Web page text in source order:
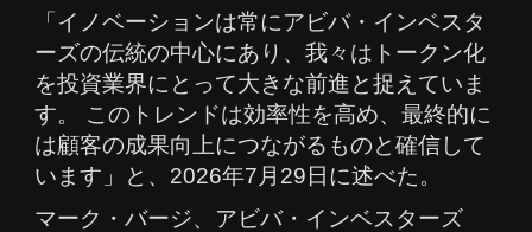
「イノベーションは常にアビバ・インベスタ
ーズの伝統の中心にあり、我々はトークン化
を投資業界にとって大きな前進と捉えていま
す。 このトレンドは効率性を高め、最終的に
は顧客の成果向上につながるものと確信して
います」と、2026年7月29日に述べた。
マーク・バージ、アビバ・インベスターズ